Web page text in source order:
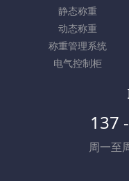
静态称重
动态称重
称重管理系统
电气控制柜
137
周一至